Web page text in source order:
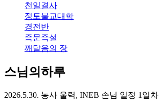
천일결사
정토불교대학
경전반
즉문즉설
깨달음의 장
스님의하루
2026.5.30. 농사 울력, INEB 손님 일정 1일차